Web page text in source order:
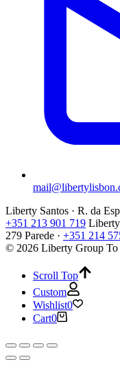
Liberty Santos · R. da
+351 213 901 719
279 Parede · +351 214
© 2026 Liberty Group To
Scroll Top
Custom
Wishlist0
Cart0